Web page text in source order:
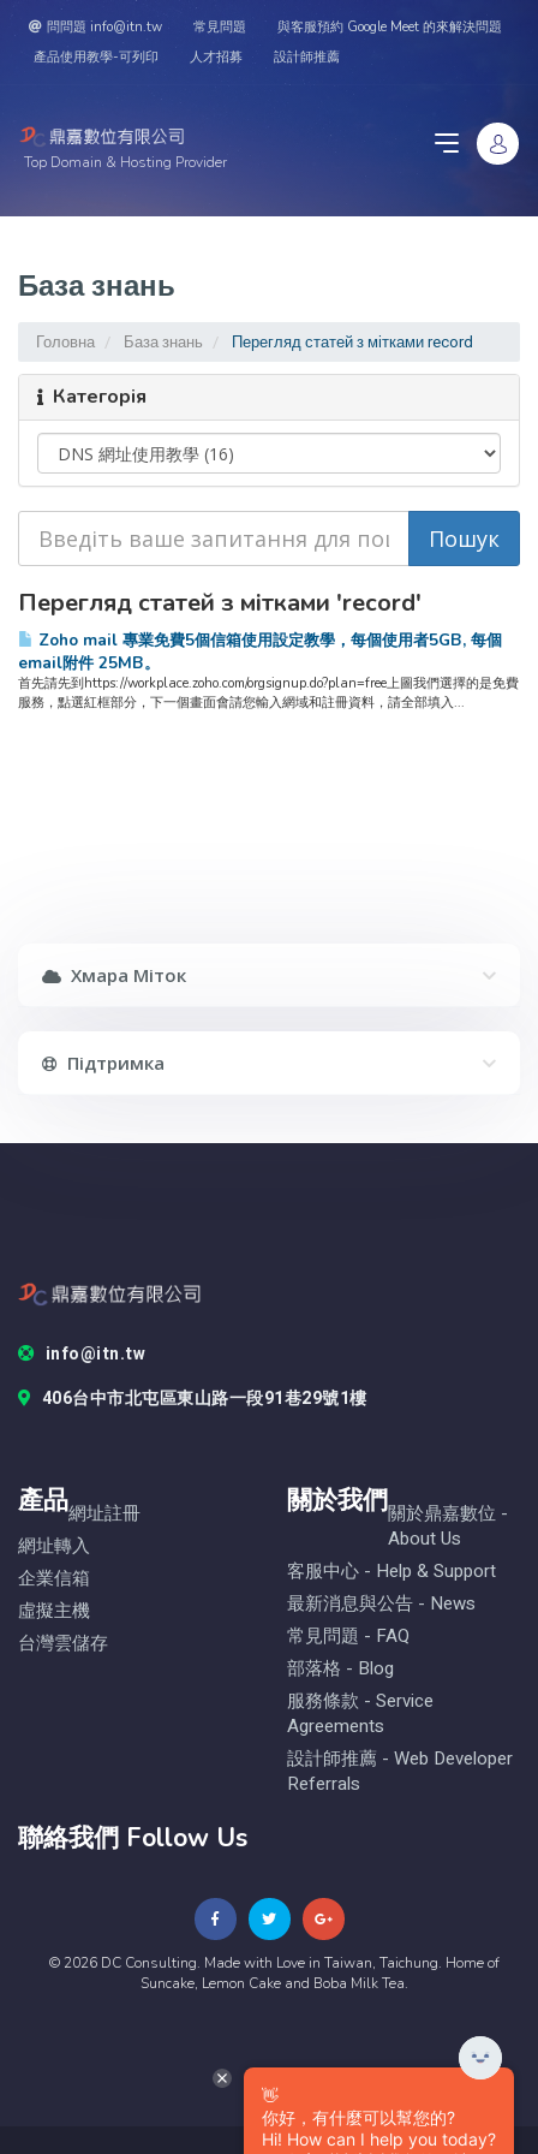
問問題 info@itn.tw 常見問題
與客服預約 Google Meet 的來解決問題
產品使用教學-可列印
人才招募 設計師推薦
Top Domain & Hosting Provider
База знань
Головна База знань Перегляд статей з мітками record
Категорія
Перегляд статей з мітками 'record'
Zoho mail 專業免費5個信箱使用設定教學，每個使用者5GB, 每個
email附件 25MB。
首先請先到https://workplace.zoho.com/orgsignup.do?plan=free上圖我們選擇的是免費
服務，點選紅框部分，下一個畫面會請您輸入網域和註冊資料，請全部填入...
Хмара Міток
Підтримка
info@itn.tw
406台中市北屯區東山路一段91巷29號1樓
產品網址註冊
網址轉入
企業信箱
虛擬主機
台灣雲儲存
關於我們關於鼎嘉數位 -
About Us
客服中心 - Help & Support
最新消息與公告 - News
常見問題 - FAQ
部落格 - Blog
服務條款 - Service
Agreements
設計師推薦 - Web Developer
Referrals
聯絡我們 Follow Us
© 2026 DC Consulting. Made with Love in Taiwan, Taichung. Home of
Suncake, Lemon Cake and Boba Milk Tea.
👋
你好，有什麼可以幫您的?
Hi! How can I help you today?